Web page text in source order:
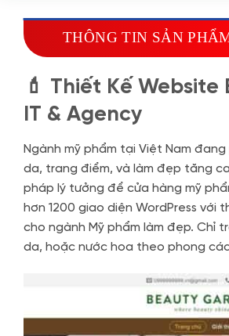
THÔNG TIN SẢN
💄 Thiết Kế
IT & Agency
Ngành mỹ phẩm tại Việt Nam
da, trang điểm, và làm đẹp tăng
pháp lý tưởng để cửa hàng mỹ
hơn 1200 giao diện WordPress với
cho ngành Mỹ phẩm làm đẹp. Chỉ
da, hoặc nước hoa theo phong